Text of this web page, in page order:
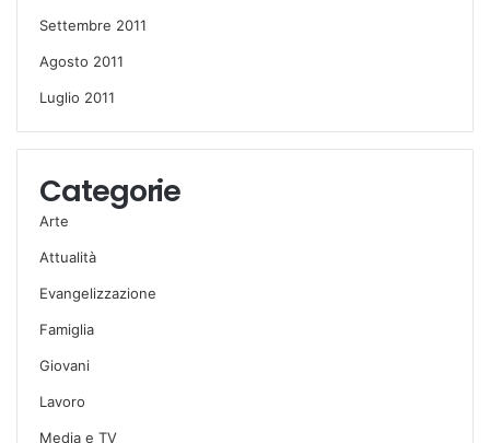
Settembre 2011
Agosto 2011
Luglio 2011
Categorie
Arte
Attualità
Evangelizzazione
Famiglia
Giovani
Lavoro
Media e TV